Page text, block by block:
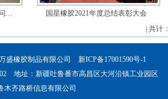
… 国星橡胶2021年度总结表彰大会
| 共计：
盛橡胶制品有限公司
新ICP备17001590号-1
地址：新疆吐鲁番市高昌区大河沿镇工业园区
木齐路桥信息有限公司